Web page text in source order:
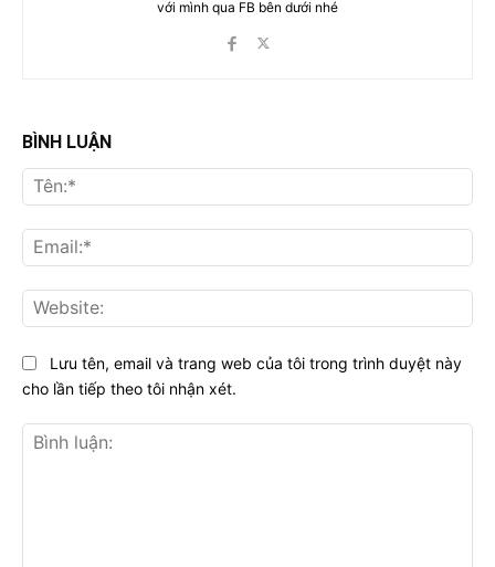
với mình qua FB bên dưới nhé
BÌNH LUẬN
Lưu tên, email và trang web của tôi trong trình duyệt này
cho lần tiếp theo tôi nhận xét.